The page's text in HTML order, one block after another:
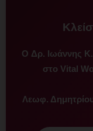
Ο Δρ. Ιωάννης
στο Vital
Λεωφ.